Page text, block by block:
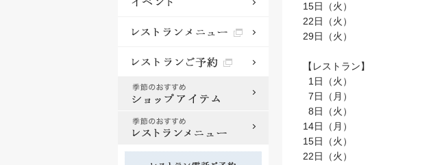
15日（火）
22日（火）
29日（火）
【レストラン】
1日（火）
7日（月）
8日（火）
14日（月）
15日（火）
22日（火）